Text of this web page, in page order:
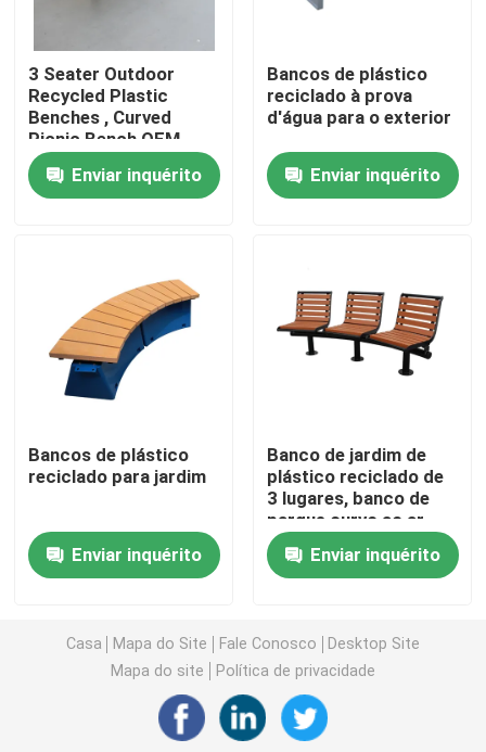
Notícias
Solicite um orçamento
Bancos de metal para exteriores
Bancos de plástico reciclado ao ar livre
Tabelas de piquenique exteriores
Bancos de mesa ao ar livre
Bancos redondos de árvores
escaninhos de reciclagem exteriores
Cinzeiro de cigarros ao ar livre
3 Seater Outdoor
Recycled Plastic
Benches , Curved
Picnic Bench OEM
ODM
Enviar inquérito
Bancos de plástico
reciclado à prova
d'água para o exterior
Enviar inquérito
Bancos de plástico
reciclado para jardim
Enviar inquérito
Banco de jardim de
plástico reciclado de
3 lugares, banco de
parque curvo ao ar
livre
Enviar inquérito
Casa Mapa do Site Fale Conosco
Desktop Site
Mapa do site
Política de privacidade